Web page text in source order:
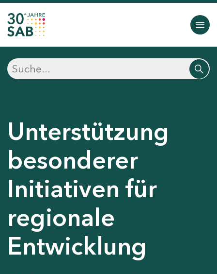
Unterstützung
besonderer
Initiativen für
regionale
Entwicklung